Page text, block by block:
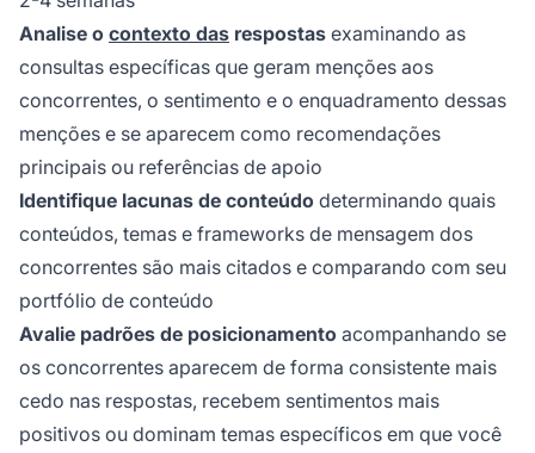
Analise o contexto das respostas examinando as
consultas específicas que geram menções aos
concorrentes, o sentimento e o enquadramento dessas
menções e se aparecem como recomendações
principais ou referências de apoio
Identifique lacunas de conteúdo determinando quais
conteúdos, temas e frameworks de mensagem dos
concorrentes são mais citados e comparando com seu
portfólio de conteúdo
Avalie padrões de posicionamento acompanhando se
os concorrentes aparecem de forma consistente mais
cedo nas respostas, recebem sentimentos mais
positivos ou dominam temas específicos em que você